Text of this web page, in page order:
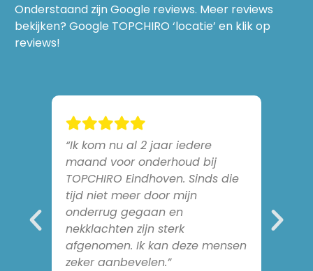
Onderstaand zijn Google reviews. Meer reviews
bekijken? Google TOPCHIRO ‘locatie’ en klik op
reviews!
“Ik kom nu al 2 jaar iedere
maand voor onderhoud bij
TOPCHIRO Eindhoven. Sinds die
tijd niet meer door mijn
onderrug gegaan en
nekklachten zijn sterk
afgenomen. Ik kan deze mensen
zeker aanbevelen.”